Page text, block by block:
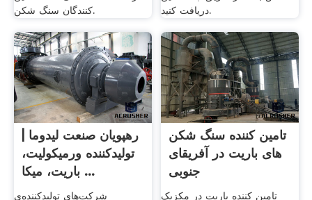
کنندگان سنگ شکن.
دریافت کنید.
رهپویان صنعت لیدوما |
تولیدکننده ورمیکولیت،
باریت، میکا ...
شرکت‌های تولید‌کننده‌ی
تامین کننده سنگ شکن
های باریت در آفریقای
جنوبی
تامین کننده باریت در مکزیک